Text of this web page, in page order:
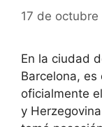
17 de
En la ciudad
Barcelona, ​​es
oficialmente
y